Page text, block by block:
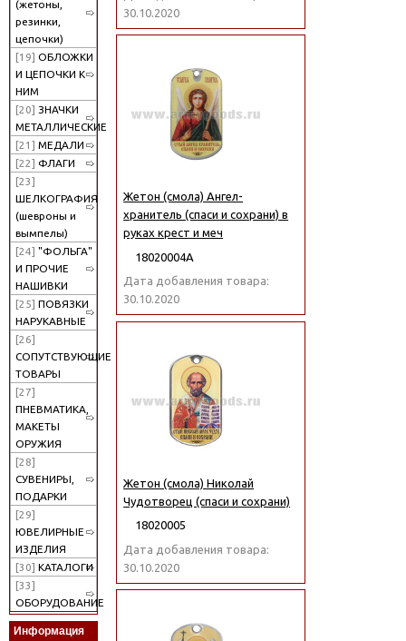
(жетоны,
резинки,
цепочки)
[19] ОБЛОЖКИ
И ЦЕПОЧКИ К
НИМ
[20] ЗНАЧКИ
МЕТАЛЛИЧЕСКИЕ
[21] МЕДАЛИ
[22] ФЛАГИ
[23]
ШЕЛКОГРАФИЯ
(шевроны и
вымпелы)
[24] "ФОЛЬГА"
И ПРОЧИЕ
НАШИВКИ
[25] ПОВЯЗКИ
НАРУКАВНЫЕ
[26]
СОПУТСТВУЮЩИЕ
ТОВАРЫ
[27]
ПНЕВМАТИКА,
МАКЕТЫ
ОРУЖИЯ
[28]
СУВЕНИРЫ,
ПОДАРКИ
[29]
ЮВЕЛИРНЫЕ
ИЗДЕЛИЯ
[30] КАТАЛОГИ
[33]
ОБОРУДОВАНИЕ
Информация
30.10.2020
Жетон (смола) Ангел-
хранитель (спаси и сохрани) в
руках крест и меч
18020004А
Дата добавления товара:
30.10.2020
Жетон (смола) Николай
Чудотворец (спаси и сохрани)
18020005
Дата добавления товара:
30.10.2020